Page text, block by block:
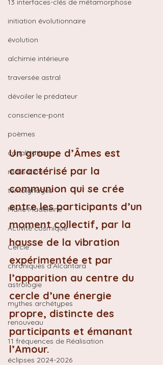
13 interfaces-clés de métamorphose
initiation évolutionnaire
évolution
alchimie intérieure
traversée astral
dévoiler le prédateur
conscience-pont
poèmes
canalisation
réalisation
témoignages
Marie Madeleine
Activité cosmique
Cercle
chroniques d'Alcantara
astrologie
mythes archétypes
renouveau
11 fréquences de Réalisation
éclipses 2024-2026
Un groupe d’Âmes est
caractérisé par la
communion qui se crée
entre les participants d’un
moment collectif, par la
hausse de la vibration
expérimentée et par
l’apparition au centre du
cercle d’une énergie
propre, distincte des
participants et émanant
l’Amour.